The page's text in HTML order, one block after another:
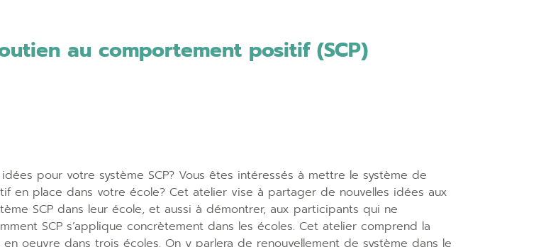
au comportement positif (SCP)
pour votre système SCP? Vous êtes intéressés à mettre le système de
en place dans votre école? Cet atelier vise à partager de nouvelles idées aux
SCP dans leur école, et aussi à démontrer, aux participants qui ne
SCP s’applique concrètement dans les écoles. Cet atelier comprend la
oeuvre dans trois écoles. On y parlera de renouvellement de système dans le